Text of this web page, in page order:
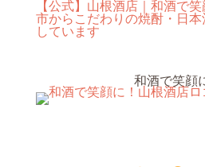
【公式】山根酒店｜和酒で
市からこだわりの焼酎・日
しています
和酒で笑顔